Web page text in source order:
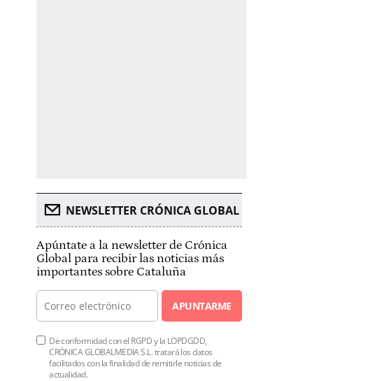
NEWSLETTER CRÓNICA GLOBAL
Apúntate a la newsletter de Crónica
Global para recibir las noticias más
importantes sobre Cataluña
APUNTARME
De conformidad con el RGPD y la LOPDGDD,
CRÓNICA GLOBALMEDIA S.L. tratará los datos
facilitados con la finalidad de remitirle noticias de
actualidad.